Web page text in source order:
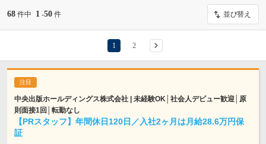
68 件中 1 -50 件 並び替え
1 2
中央出版ホールディングス株式会社 | 未経験OK│社会人デビュー歓迎│原
則面接1回│転勤なし
【PRスタッフ】年間休日120日／入社2ヶ月は月給28.6万円保
証